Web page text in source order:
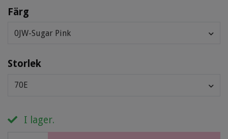
Färg
0JW-Sugar Pink
Storlek
70E
I lager.